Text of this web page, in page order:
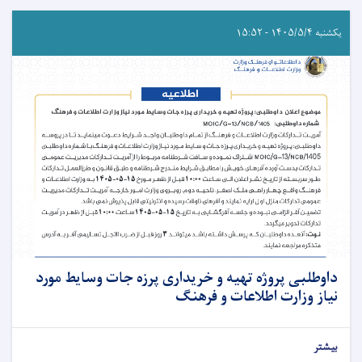
یکشنبه ۱۴۰۵/۵/۴ - ۱۵:۵۲
داوطلبی پروژه تهیه و خریداری پرزه جات وسایط مورد
نیاز وزارت اطلاعات و فرهنگ
بیشتر